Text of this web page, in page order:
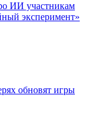
ИИ участникам
эксперимент»
обновят игры